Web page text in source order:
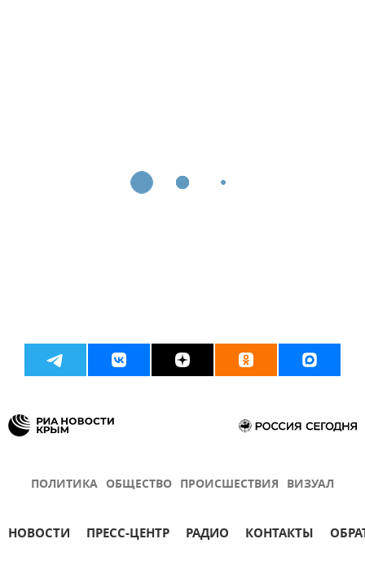
ПОЛИТИКА ОБЩЕСТВО ПРОИСШЕСТВИЯ ВИЗУАЛ
НОВОСТИ ПРЕСС-ЦЕНТР РАДИО КОНТАКТЫ